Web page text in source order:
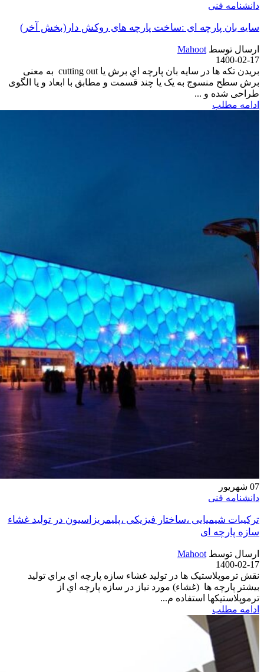
دانشنامه فنی
سایه بان پارچه ای :ساخت پارچه های روکش دار(بخش آخر)
ارسال توسط Mahoot
1400-02-17
بریدن تکه ها در سايه بان پارچه اي برش یا cutting out به معنی
برش سطح منسوج به یک یا چند قسمت و مطابق با ابعاد و یا الگوی
طراحی شده و ...
ادامه مطلب
07 شهریور
دانشنامه فنی
ترکیبات شیمیایی ،ساختار فیزیکی ،پلیمریزاسیون در تولید غشاء
سازه پارچه ای
ارسال توسط Mahoot
1400-02-17
نقش ترموپلاستیک ها در توليد غشاء سازه پارچه اي براي توليد
بيشتر پارچه ها (غشاء) مورد نياز در سازه پارچه اي از
ترموپلاستیکها استفاده م...
ادامه مطلب